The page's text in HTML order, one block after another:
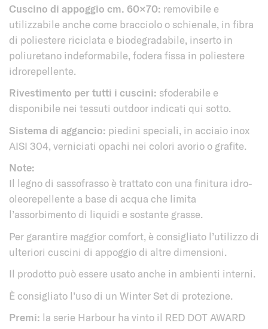
Cuscino di appoggio cm. 60×70: removibile e
utilizzabile anche come bracciolo o schienale, in fibra
di poliestere riciclata e biodegradabile, inserto in
poliuretano indeformabile, fodera fissa in poliestere
idrorepellente.
Rivestimento per tutti i cuscini: sfoderabile e
disponibile nei tessuti outdoor indicati qui sotto.
Sistema di aggancio: piedini speciali, in acciaio inox
AISI 304, verniciati opachi nei colori avorio o grafite.
Note:
Il legno di sassofrasso è trattato con una finitura idro-
oleorepellente a base di acqua che limita
l’assorbimento di liquidi e sostante grasse.
Per garantire maggior comfort, è consigliato l’utilizzo di
ulteriori cuscini di appoggio di altre dimensioni.
Il prodotto può essere usato anche in ambienti interni.
È consigliato l’uso di un Winter Set di protezione.
Premi: la serie Harbour ha vinto il RED DOT AWARD